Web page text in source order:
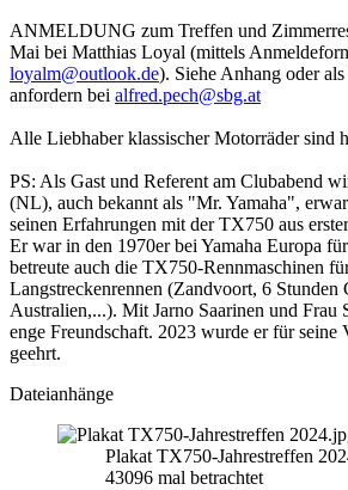
ANMELDUNG zum Treffen und
Mai bei Matthias Loyal (mittels
loyalm@outlook.de). Siehe Anhang oder
anfordern bei alfred.pech@sbg.at
Alle Liebhaber klassischer Motorräder sind
PS: Als Gast und Referent am Clubabend
(NL), auch bekannt als "Mr. Yamaha",
seinen Erfahrungen mit der TX750 aus
Er war in den 1970er bei Yamaha Europa
betreute auch die TX750-Rennmaschinen
Langstreckenrennen (Zandvoort, 6 Stunden
Australien,...). Mit Jarno Saarinen und Frau
enge Freundschaft. 2023 wurde er für seine
geehrt.
Dateianhänge
Plakat TX750-Jahrestreffen
43096 mal betrachtet